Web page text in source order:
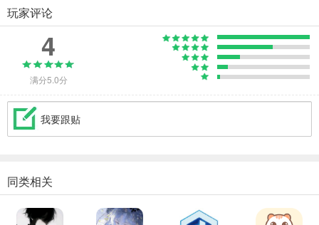
玩家评论
4
满分5.0分
我要跟贴
同类相关